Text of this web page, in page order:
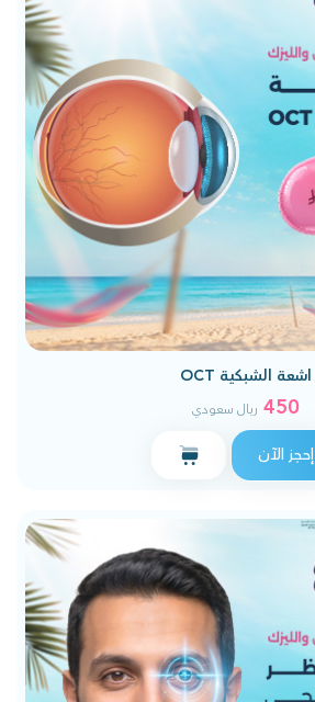
اشعة الشبكية OCT
450 ريال سعودي
إحجز الآن